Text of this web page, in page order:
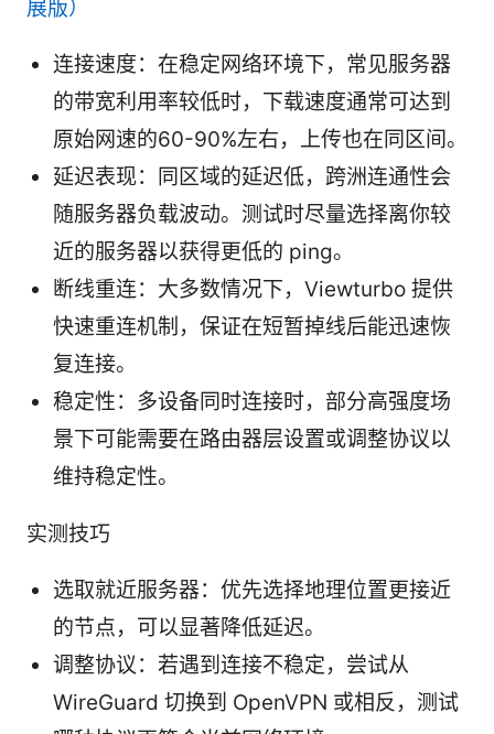
展版）
连接速度：在稳定网络环境下，常见服务器
的带宽利用率较低时，下载速度通常可达到
原始网速的60-90%左右，上传也在同区间。
延迟表现：同区域的延迟低，跨洲连通性会
随服务器负载波动。测试时尽量选择离你较
近的服务器以获得更低的 ping。
断线重连：大多数情况下，Viewturbo 提供
快速重连机制，保证在短暂掉线后能迅速恢
复连接。
稳定性：多设备同时连接时，部分高强度场
景下可能需要在路由器层设置或调整协议以
维持稳定性。
实测技巧
选取就近服务器：优先选择地理位置更接近
的节点，可以显著降低延迟。
调整协议：若遇到连接不稳定，尝试从
WireGuard 切换到 OpenVPN 或相反，测试